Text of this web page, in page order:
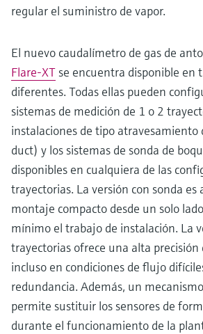
regular el suministro de vapor.
El nuevo caudalímetro de gas de
Flare-XT se encuentra disponible en
diferentes. Todas ellas pueden
sistemas de medición de 1 o 2
instalaciones de tipo atravesamiento
duct) y los sistemas de sonda de
disponibles en cualquiera de las
trayectorias. La versión con sonda es
montaje compacto desde un solo
mínimo el trabajo de instalación. La
trayectorias ofrece una alta precisión
incluso en condiciones de flujo
redundancia. Además, un
permite sustituir los sensores de
durante el funcionamiento de la